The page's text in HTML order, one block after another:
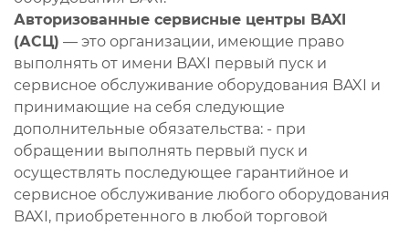
Авторизованные сервисные центры BAXI
(АСЦ) — это организации, имеющие право
выполнять от имени BAXI первый пуск и
сервисное обслуживание оборудования BAXI и
принимающие на себя следующие
дополнительные обязательства: - при
обращении выполнять первый пуск и
осуществлять последующее гарантийное и
сервисное обслуживание любого оборудования
BAXI, приобретенного в любой торговой